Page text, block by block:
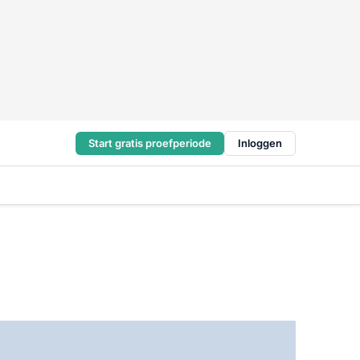
Start gratis proefperiode Inloggen